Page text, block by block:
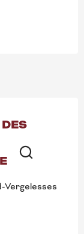
Vergelesses